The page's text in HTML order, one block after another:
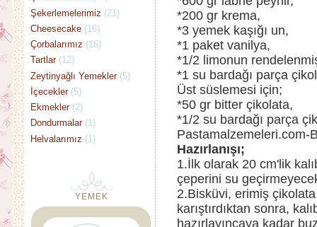
*200 gr krema,
*3 yemek kaşığı un,
*1 paket vanilya,
*1/2 limonun
*1 su bardağı parça
Üst süslemesi için;
*50 gr bitter çikolata,
*1/2 su bardağı parça
Pastamalzemeleri.com-
Hazırlanışı;
1.İlk olarak 20 cm'lik
çeperini su
2.Bisküvi, erimiş
karıştırdıktan sonra,
hazırlayıncaya kadar
Şekerlemelerimiz (21)
Cheesecake (16)
Çorbalarımız (16)
Tartlar (12)
Zeytinyağlı Yemekler (5)
İçecekler (5)
Ekmekler (2)
Dondurmalar (1)
Helvalarımız (1)
YEMEK